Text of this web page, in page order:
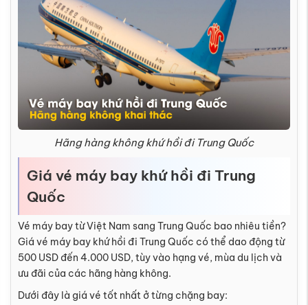
Hãng hàng không khứ hồi đi Trung Quốc
Giá vé máy bay khứ hồi đi Trung
Quốc
Vé máy bay từ Việt Nam sang Trung Quốc bao nhiêu tiền?
Giá vé máy bay khứ hồi đi Trung Quốc có thể dao động từ
500 USD đến 4.000 USD, tùy vào hạng vé, mùa du lịch và
ưu đãi của các hãng hàng không.
Dưới đây là giá vé tốt nhất ở từng chặng bay: